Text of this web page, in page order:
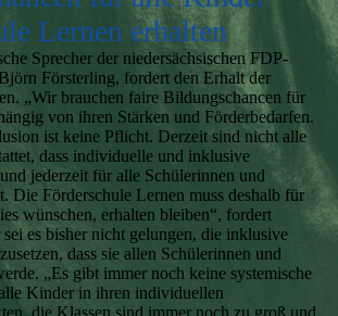
Lernen erhalten
Sprecher der niedersächsischen FDP-
Försterling, fordert den Erhalt der
„Wir brauchen faire Bildungschancen für
von ihren Stärken und Förderbedarfen.
ist keine Pflicht. Derzeit sind nicht alle
dass individuelle und inklusive
jederzeit für alle Schülerinnen und
Die Förderschule Lernen muss deshalb für
wünschen, erhalten bleiben“, fordert
es bisher nicht gelungen, die inklusive
dass sie allen Schülerinnen und
„Es gibt immer noch keine systemische
Kinder in ihren individuellen
die Klassen sind immer noch zu groß und